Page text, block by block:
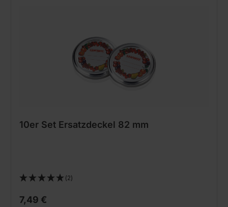
10er Set Ersatzdeckel 82 mm
(2)
7,49 €